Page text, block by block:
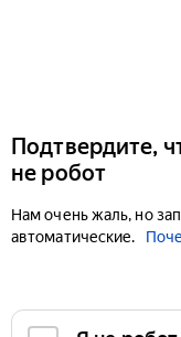
Подтвердите,
не робот
Нам очень жаль, но
автоматические.